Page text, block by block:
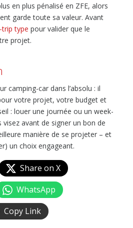
en plus pénalisé en ZFE, alors
garde toute sa valeur. Avant
trip type pour valider que le
projet.
camping-car dans l’absolu : il
votre projet, votre budget et
: louer une journée ou un week-
avant de signer un bon de
manière de se projeter – et
un choix engageant.
Share on X
WhatsApp
Copy Link